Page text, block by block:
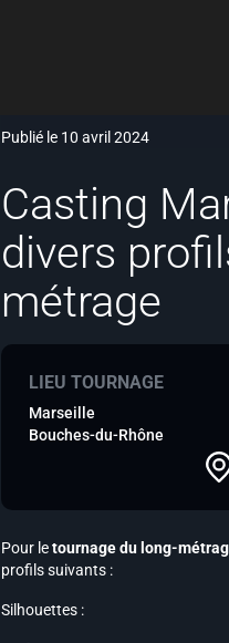
Publié le 10 avril 2024
Casting
divers
métrage
LIEU TOURNAGE
Marseille
Bouches-du-Rhône
Pour letournage du long-
profils suivants :
Silhouettes :